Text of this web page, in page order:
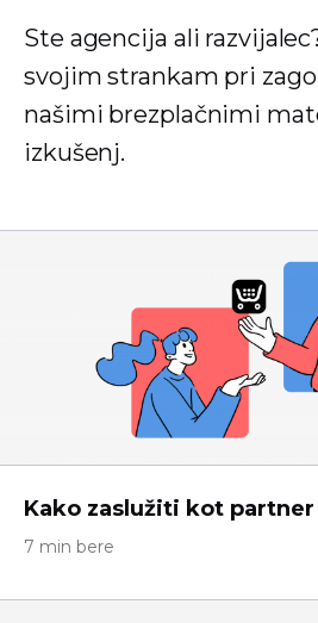
Ste agencija ali
svojim strankam pri
našimi brezplačnimi
izkušenj.
Kako zaslužiti kot
7 min bere